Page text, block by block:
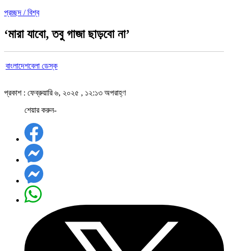
প্রচ্ছদ /বিশ্ব
‘মারা যাবো, তবু গাজা ছাড়বো না’
বাংলাদেশবেলা ডেস্ক
প্রকাশ : ফেব্রুয়ারি ৬, ২০২৫ , ১২:১৩ অপরাহ্ণ
শেয়ার করুন-